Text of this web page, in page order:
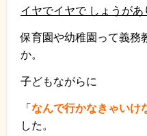
イヤでイヤで しょうがあ
保育園や幼稚園って義務
か。
子どもながらに
「 なんで行かなきゃいけ
した。